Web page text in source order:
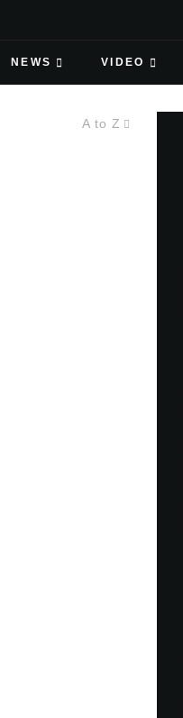
NEWS VIDEO
A to Z